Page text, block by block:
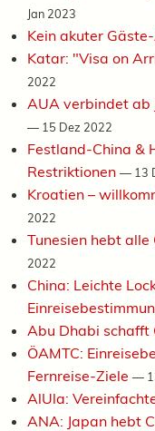
Jan 2023
Kein akuter
Katar: "Visa on
2022
AUA verbindet ab
— 15 Dez 2022
Festland-China &
Restriktionen — 13
Kroatien –
2022
Tunesien hebt
2022
China: Leichte
Abu Dhabi schafft
ÖAMTC:
Fernreise-Ziele —
AlUla:
ANA: Japan hebt